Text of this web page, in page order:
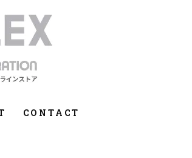
CONTACT